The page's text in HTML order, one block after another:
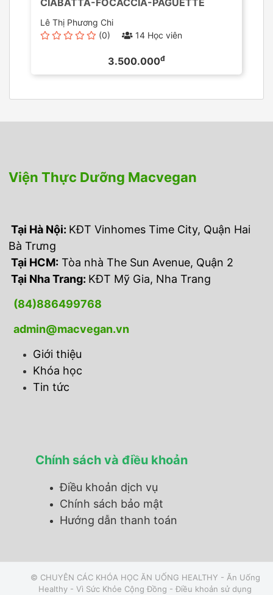
Lê Thị Phương Chi
(0)
14 Học viên
3.500.000đ
Viện Thực Dưỡng Macvegan
Tại Hà Nội: KĐT Vinhomes Time City, Quận Hai
Bà Trưng
Tại HCM: Tòa nhà The Sun Avenue, Quận 2
Tại Nha Trang: KĐT Mỹ Gia, Nha Trang
(84)886499768
admin@macvegan.vn
Giới thiệu
Khóa học
Tin tức
Chính sách và điều khoản
Điều khoản dịch vụ
Chính sách bảo mật
Hướng dẫn thanh toán
© CHUYÊN CÁC KHÓA HỌC ĂN UỐNG HEALTHY - Ăn Uống
Healthy - Vì Sức Khỏe Cộng Đồng - Điều khoản sử dụng